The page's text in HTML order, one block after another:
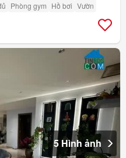
Phòng gym Hồ bơi Vườn
5 Hình ảnh